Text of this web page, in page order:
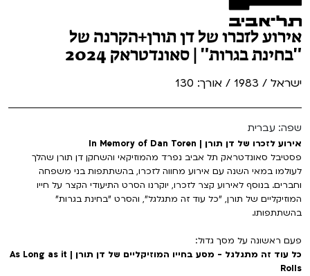
אירוע לזכרו של דן תורן+הקרנה של
"בחינת בגרות" | סאונדטראק 2024
ישראל / 1983 / אורך: 130
שפה: עברית
אירוע לזכרו של דן תורן | In Memory of Dan Toren
פסטיבל סאונדטראק תל אביב נפרד מהמוזיקאי והשחקן דן תורן שהלך
לעולמו במאי השנה עם אירוע מחווה לזכרו, בהשתתפות בני משפחה
וחברים. בנוסף לאירוע קצר לזכרו, יוקרנו הסרט התיעודי הקצר על חייו
המוזיקליים של תורן, "כל עוד זה מתגלגל", והסרט "בחינת בגרות"
בהשתתפותו.
פעם ראשונה על מסך גדול:
כל עוד זה מתגלגל - מסע בחייו המוזיקליים של דן תורן | As Long as it
Rolls